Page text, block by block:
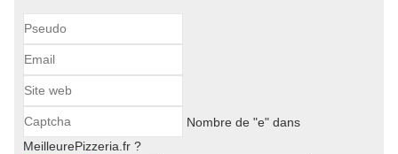
Nombre de "e" dans
MeilleurePizzeria.fr ?